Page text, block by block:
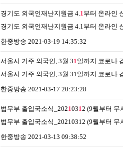
경기도 외국인재난지원금 4.1부터 온라인
경기도 외국인재난지원금 4.1부터 온라인
한중방송 2021-03-19 14:35:32
서울시 거주 외국인, 3월 31일까지 코로나
서울시 거주 외국인, 3월 31일까지 코로나
한중방송 2021-03-17 20:23:28
법무부 출입국소식_20210312 (9월부터 무
법무부 출입국소식_20210312 (9월부터
한중방송 2021-03-13 09:38:52